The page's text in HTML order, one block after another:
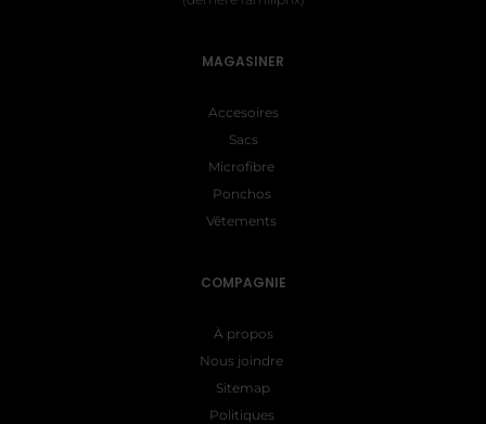
MAGASINER
Accesoires
Sacs
Microfibre
Ponchos
Vêtements
COMPAGNIE
À propos
Nous joindre
Sitemap
Politiques